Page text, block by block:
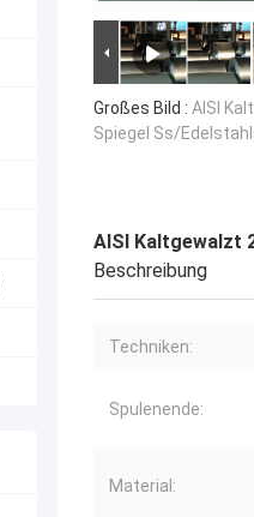
Großes Bild : AISI
Spiegel Ss/
AISI Kaltgewalzt
Beschreibung
Techniken:
Spulenende:
Material: